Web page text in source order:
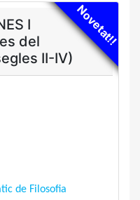
Novetat!!
I
del
II-IV)
de Filosofia